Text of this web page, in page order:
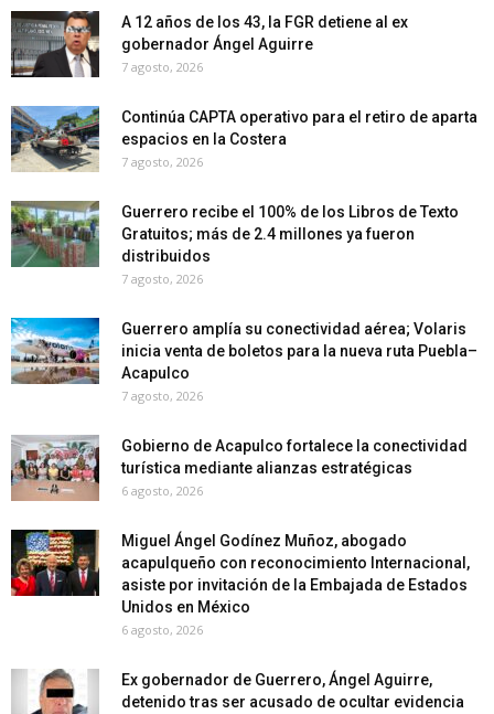
A 12 años de los 43, la FGR detiene al ex
gobernador Ángel Aguirre
7 agosto, 2026
Continúa CAPTA operativo para el retiro de aparta
espacios en la Costera
7 agosto, 2026
Guerrero recibe el 100% de los Libros de Texto
Gratuitos; más de 2.4 millones ya fueron
distribuidos
7 agosto, 2026
Guerrero amplía su conectividad aérea; Volaris
inicia venta de boletos para la nueva ruta Puebla–
Acapulco
7 agosto, 2026
Gobierno de Acapulco fortalece la conectividad
turística mediante alianzas estratégicas
6 agosto, 2026
Miguel Ángel Godínez Muñoz, abogado
acapulqueño con reconocimiento Internacional,
asiste por invitación de la Embajada de Estados
Unidos en México
6 agosto, 2026
Ex gobernador de Guerrero, Ángel Aguirre,
detenido tras ser acusado de ocultar evidencia